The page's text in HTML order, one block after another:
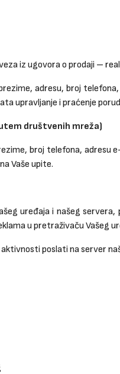
iz ugovora o prodaji –
adresu, broj
upravljanje i praćenje
društvenih mreža)
broj telefona, adresu
Vaše upite.
uređaja i našeg
u pretraživaču Vašeg
poslati na server